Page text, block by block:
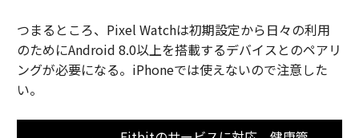
つまるところ、Pixel Watchは初期設定から日々の利用
のためにAndroid 8.0以上を搭載するデバイスとのペアリ
ングが必要になる。iPhoneでは使えないので注意した
い。